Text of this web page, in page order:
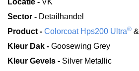
Locatie - VK
Sector - Detailhandel
Product - Colorcoat Hps200 Ultra® &
Kleur Dak - Goosewing Grey
Kleur Gevels - Silver Metallic